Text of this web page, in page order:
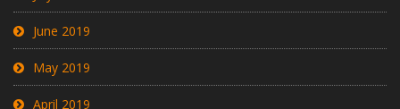
June 2019
May 2019
April 2019